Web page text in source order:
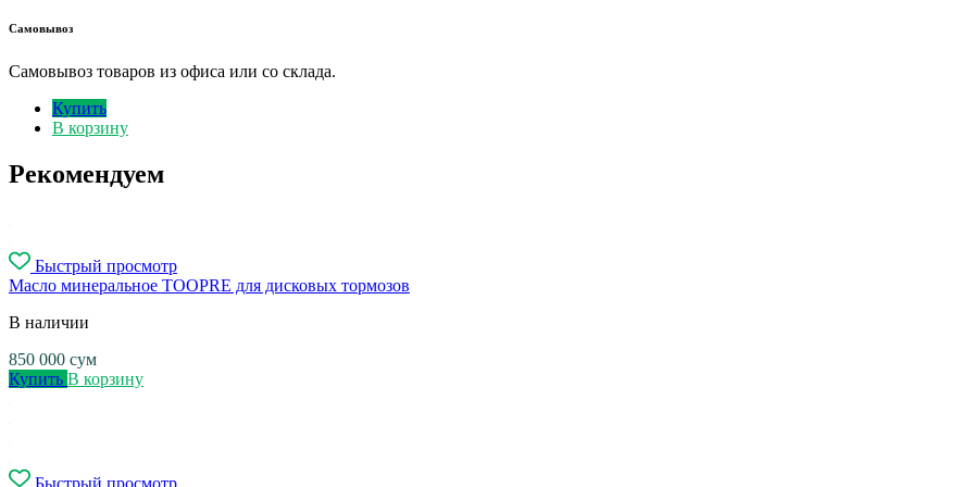
Самовывоз
Самовывоз товаров из офиса или со склада.
Купить
В корзину
Рекомендуем
Быстрый просмотр
Масло минеральное TOOPRE для дисковых тормозов
В наличии
850 000 сум
Купить В корзину
Быстрый просмотр